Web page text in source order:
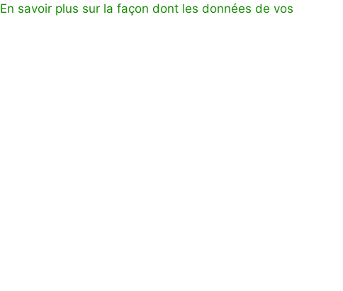
En savoir plus sur la façon dont les données de vos